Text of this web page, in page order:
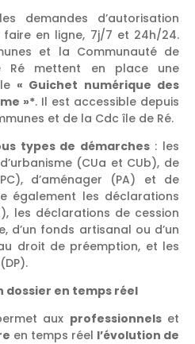
demandes d’autorisation
faire en ligne, 7j/7 et 24h/24.
et la Communauté de
Ré mettent en place une
« Guichet numérique des
»*. Il est accessible depuis
et de la Cdc île de Ré.
types de démarches: les
(CUa et CUb), de
d’aménager (PA) et de
également les déclarations
les déclarations de cession
d’un fonds artisanal ou d’un
droit de préemption, et les
dossier en temps réel
aux professionnelset
en temps réel l’évolution de